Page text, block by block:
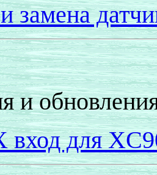
и
вход для